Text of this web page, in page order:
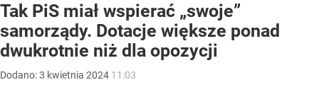
Tak PiS miał wspierać „swoje”
samorządy. Dotacje większe ponad
dwukrotnie niż dla opozycji
Dodano:3 kwietnia 2024 11:03